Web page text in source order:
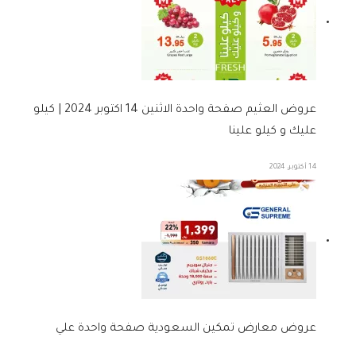
عروض العثيم صفحة واحدة الاثنين 14 اكتوبر 2024 | كيلو
عليك و كيلو علينا
14 أكتوبر، 2024
عروض معارض تمكين السعودية صفحة واحدة علي